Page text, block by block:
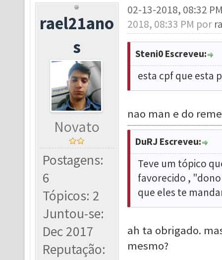
rael21ano
s
Novato
Postagens:
6
Tópicos: 2
Juntou-se:
Dec 2017
Reputação:
02-13-2018, 08:32
2018, 08:33 PM por
Steni0 Escreveu:
esta cpf que esta
nao man e do
DuRJ Escreveu:
Teve um tópico
favorecido ,
que eles te
ah ta obrigado.
mesmo?